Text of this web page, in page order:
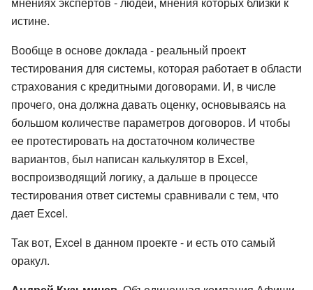
истине.
Вообще в основе доклада - реальный проект
тестирования для системы, которая работает в области
страхования с кредитными договорами. И, в числе
прочего, она должна давать оценку, основываясь на
большом количестве параметров договоров. И чтобы
ее протестировать на достаточном количестве
вариантов, был написан калькулятор в Excel,
воспроизводящий логику, а дальше в процессе
тестирования ответ системы сравнивали с тем, что
дает Excel.
Так вот, Excel в данном проекте - и есть ото самый
оракул.